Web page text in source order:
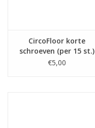
CircoFloor korte
schroeven (per 15 st.)
€5,00